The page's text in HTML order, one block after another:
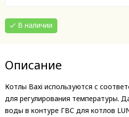
В наличии
Описание
Котлы Baxi используются с
для регулирования температуры.
воды в контуре ГВС для котлов